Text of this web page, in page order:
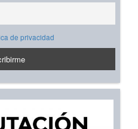
de privacidad